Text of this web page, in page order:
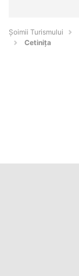
Șoimii Turismului
Cetinița